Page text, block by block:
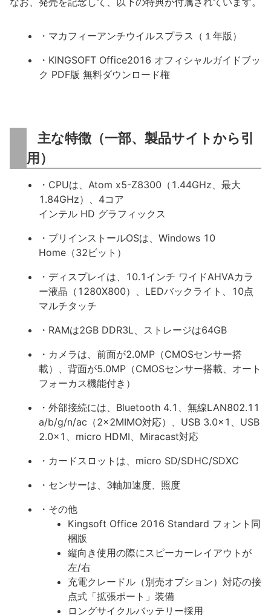
・マカフィーアンチウイルスプラス（１年版）
・KINGSOFT Office2016 オフィシャルガイドブッ
ク PDF版 無料ダウンロード権
主な特徴（一部、製品サイトから引
用）
・CPUは、Atom x5-Z8300（1.44GHz、最大
1.84GHz）、4コア
インテル HD グラフィックス
・プリインストールOSは、Windows 10
Home（32ビット）
・ディスプレイは、10.1インチ ワイドAHVAカラ
ー液晶（1280X800）、LEDバックライト、10点
マルチタッチ
・RAMは2GB DDR3L、ストレージは64GB
・カメラは、前面が2.0MP（CMOSセンサー搭
載）、背面が5.0MP（CMOSセンサー搭載、オート
フォーカス機能付き）
・外部接続には、Bluetooth 4.1、無線LAN802.11
a/b/g/n/ac（2x2MIMO対応）、USB 3.0x1、USB
2.0x1、micro HDMI、Miracast対応
・カードスロットは、micro SD/SDHC/SDXC
・センサーは、3軸加速度、照度
・その他
Kingsoft Office 2016 Standard フォント同
梱版
縦向き使用の際にスピーカーレイアウトが
左/右
充電クレードル（別売オプション）対応の接
点式「拡張ポート」装備
ロングサイクルバッテリー採用